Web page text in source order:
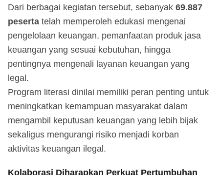
Dari berbagai kegiatan tersebut, sebanyak 69.887
peserta telah memperoleh edukasi mengenai
pengelolaan keuangan, pemanfaatan produk jasa
keuangan yang sesuai kebutuhan, hingga
pentingnya mengenali layanan keuangan yang
legal.
Program literasi dinilai memiliki peran penting untuk
meningkatkan kemampuan masyarakat dalam
mengambil keputusan keuangan yang lebih bijak
sekaligus mengurangi risiko menjadi korban
aktivitas keuangan ilegal.
Kolaborasi Diharapkan Perkuat Pertumbuhan